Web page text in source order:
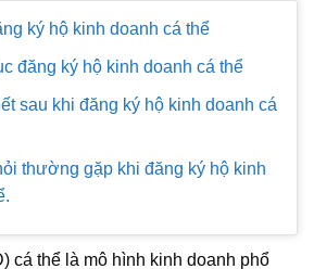
ký hộ kinh doanh cá thể
đăng ký hộ kinh doanh cá thể
sau khi đăng ký hộ kinh doanh cá
thường gặp khi đăng ký hộ kinh
cá thể là mô hình kinh doanh phổ